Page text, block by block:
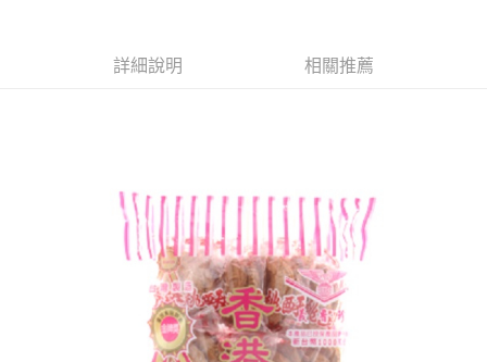
「AFTEE先享後付」，若未經同意申辦者引起之損失，本公司不負相關責
４．使用「AFTEE先享後付」時，將依據個別帳號之用戶狀況，依本公司即
時審查核予不同之上限額度；若仍有額度不足之情形，本公司將視審查結果
請求用戶進行身份認證。
５．嚴禁一人註冊多個帳號或使用他人資訊註冊。若發現惡意使用之情形，
恩沛科技股份有限公司將有權停止該用戶之使用額度並採取法律行動。
每筆NT$100，滿NT$790(含以上)免運費
付款後寶雅門市自取(由倉庫統一出貨)
每筆NT$80，滿NT$290(含以上)免運費
詳細說明 相關推薦